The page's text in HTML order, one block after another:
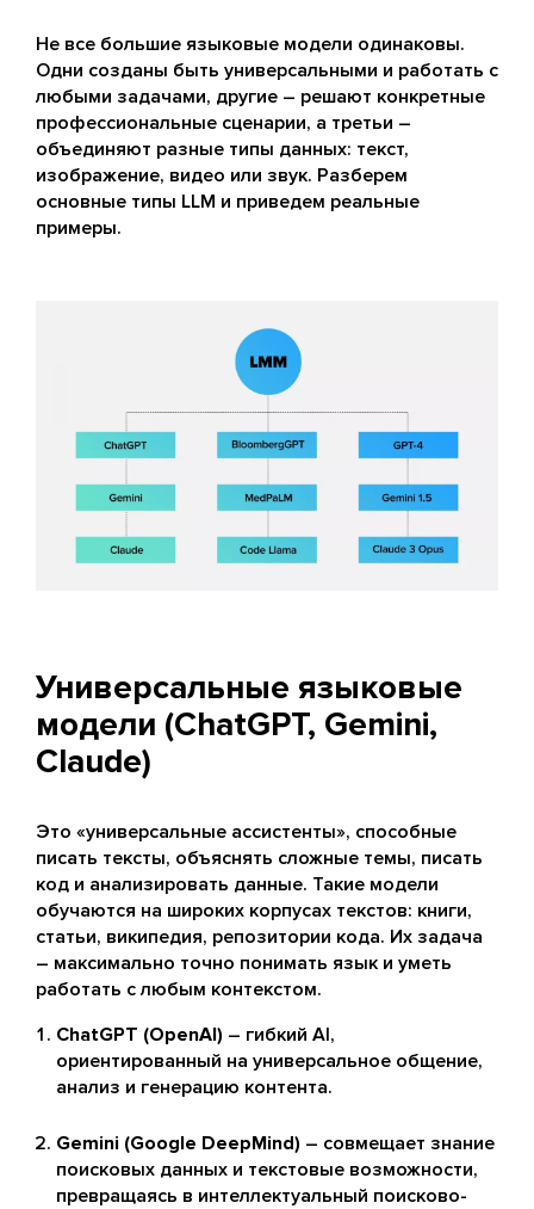
Не все большие языковые модели одинаковы.
Одни созданы быть универсальными и работать с
любыми задачами, другие – решают конкретные
профессиональные сценарии, а третьи –
объединяют разные типы данных: текст,
изображение, видео или звук. Разберем
основные типы LLM и приведем реальные
примеры.
Универсальные языковые
модели (ChatGPT, Gemini,
Claude)
Это «универсальные ассистенты», способные
писать тексты, объяснять сложные темы, писать
код и анализировать данные. Такие модели
обучаются на широких корпусах текстов: книги,
статьи, википедия, репозитории кода. Их задача
– максимально точно понимать язык и уметь
работать с любым контекстом.
ChatGPT (OpenAI) – гибкий AI,
ориентированный на универсальное общение,
анализ и генерацию контента.
Gemini (Google DeepMind) – совмещает знание
поисковых данных и текстовые возможности,
превращаясь в интеллектуальный поисково-